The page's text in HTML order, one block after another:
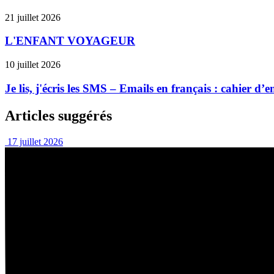
21 juillet 2026
L'ENFANT VOYAGEUR
10 juillet 2026
Je lis, j'écris les SMS – Emails en français : cahier
Articles suggérés
17 juillet 2026